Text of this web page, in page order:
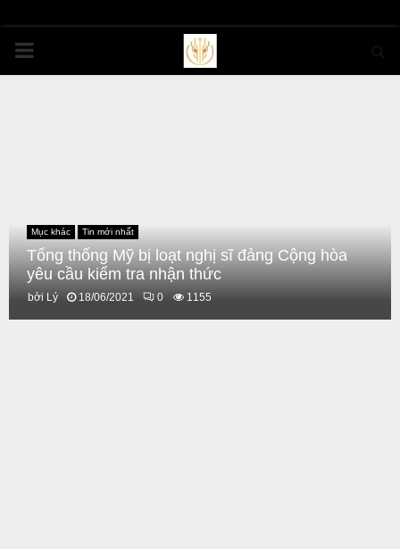
PRIMARY
Mục khác Tin mới nhất
Tổng thống Mỹ bị loạt nghị sĩ đảng Cộng hòa
yêu cầu kiểm tra nhận thức
bởi Lý 18/06/2021 0 1155